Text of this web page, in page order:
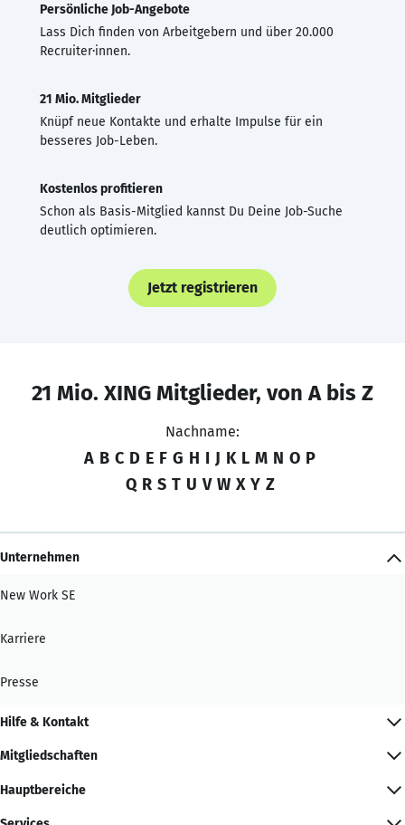
Persönliche Job-Angebote
Lass Dich finden von Arbeitgebern und über 20.000
Recruiter·innen.
21 Mio. Mitglieder
Knüpf neue Kontakte und erhalte Impulse für ein
besseres Job-Leben.
Kostenlos profitieren
Schon als Basis-Mitglied kannst Du Deine Job-Suche
deutlich optimieren.
Jetzt registrieren
21 Mio. XING Mitglieder, von A bis Z
Nachname:
A B C D E F G H I J K L M N O P
Q R S T U V W X Y Z
Unternehmen
New Work SE
Karriere
Presse
Hilfe & Kontakt
Mitgliedschaften
Hauptbereiche